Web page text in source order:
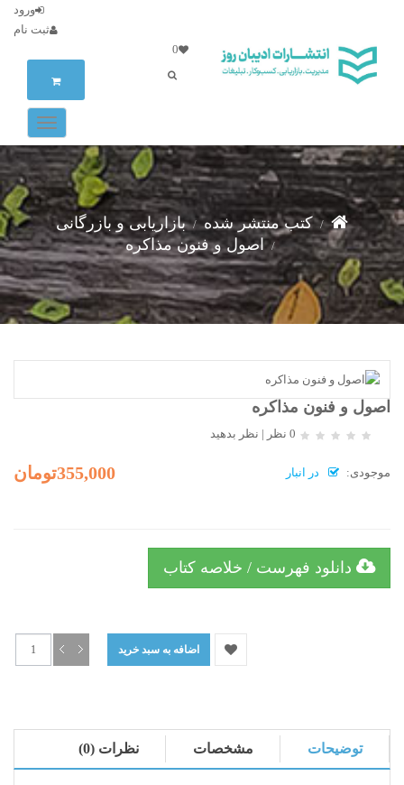
ورود
ثبت نام
0
کتب منتشر شده
بازاریابی و بازرگانی
اصول و فنون مذاکره
اصول و فنون مذاکره
0 نظر | نظر بدهید
موجودی: در انبار 355,000تومان
دانلود فهرست / خلاصه کتاب
توضیحات مشخصات نظرات (0)